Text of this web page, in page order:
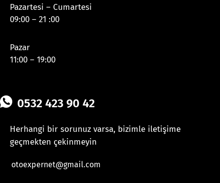
Pazartesi – Cumartesi
09:00 – 21 :00
Pazar
11:00 – 19:00
0532 423 90 42
Herhangi bir sorunuz varsa, bizimle iletişime
geçmekten çekinmeyin
otoexpernet@gmail.com